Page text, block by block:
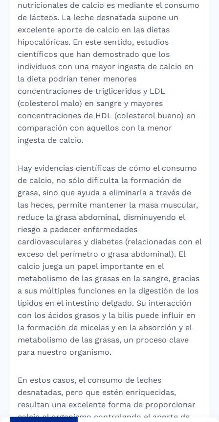
nutricionales de calcio es mediante el consumo
de lácteos. La leche desnatada supone un
excelente aporte de calcio en las dietas
hipocalóricas. En este sentido, estudios
científicos que han demostrado que los
individuos con una mayor ingesta de calcio en
la dieta podrían tener menores
concentraciones de trigliceridos y LDL
(colesterol malo) en sangre y mayores
concentraciones de HDL (colesterol bueno) en
comparación con aquellos con la menor
ingesta de calcio.
Hay evidencias científicas de cómo el consumo
de calcio, no sólo dificulta la formación de
grasa, sino que ayuda a eliminarla a través de
las heces, permite mantener la masa muscular,
reduce la grasa abdominal, disminuyendo el
riesgo a padecer enfermedades
cardiovasculares y diabetes (relacionadas con el
exceso del perímetro o grasa abdominal). El
calcio juega un papel importante en el
metabolismo de las grasas en la sangre, gracias
a sus múltiples funciones en la digestión de los
lípidos en el intestino delgado. Su interacción
con los ácidos grasos y la bilis puede influir en
la formación de micelas y en la absorción y el
metabolismo de las grasas, un proceso clave
para nuestro organismo.
En estos casos, el consumo de leches
desnatadas, pero que estén enriquecidas,
resultan una excelente forma de proporcionar
calcio al organismo controlando el aporte de